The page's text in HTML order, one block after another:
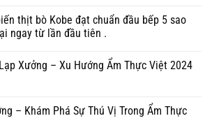
thịt bò Kobe đạt chuẩn đầu bếp 5 sao
ngay từ lần đầu tiên .
Xưởng – Xu Hướng Ẩm Thực Việt 2024
– Khám Phá Sự Thú Vị Trong Ẩm Thực